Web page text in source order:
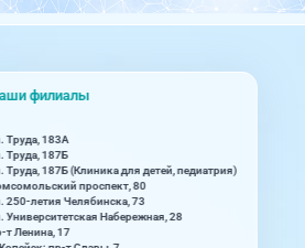
филиалы
Труда, 183А
Труда, 187Б
Труда, 187Б (Клиника для детей, педиатрия)
проспект, 80
250-летия Челябинска, 73
Университетская Набережная, 28
т Ленина, 17